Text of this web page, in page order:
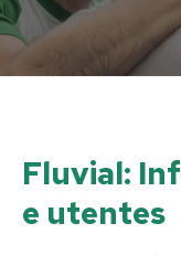
Fluvial:
e utentes